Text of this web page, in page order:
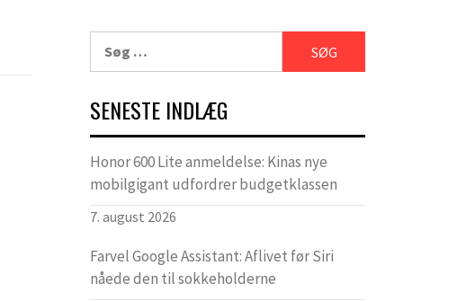
efter:
SENESTE INDLÆG
Honor 600 Lite anmeldelse: Kinas nye
mobilgigant udfordrer budgetklassen
7. august 2026
Farvel Google Assistant: Aflivet før Siri
nåede den til sokkeholderne